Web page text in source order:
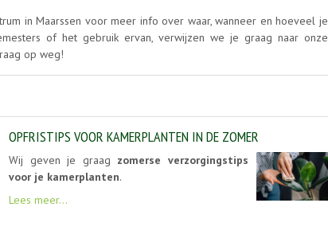
in Maarssen voor meer info over waar, wanneer en hoeveel je
of het gebruik ervan, verwijzen we je graag naar onze
op weg!
OPFRISTIPS VOOR KAMERPLANTEN IN DE ZOMER
Wij geven je graag zomerse verzorgingstips
voor je kamerplanten.
Lees meer...